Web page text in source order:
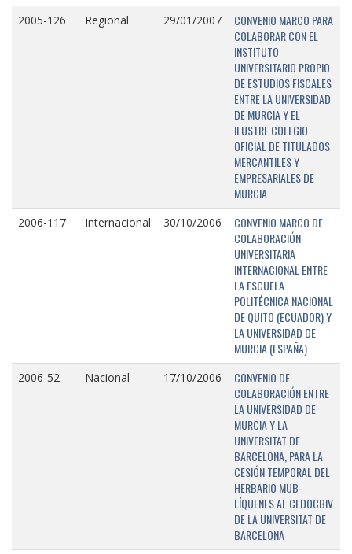
2005-126 Regional 29/01/2007
CONVENIO MARCO PARA
COLABORAR CON EL
INSTITUTO
UNIVERSITARIO PROPIO
DE ESTUDIOS FISCALES
ENTRE LA UNIVERSIDAD
DE MURCIA Y EL
ILUSTRE COLEGIO
OFICIAL DE TITULADOS
MERCANTILES Y
EMPRESARIALES DE
MURCIA
2006-117 Internacional 30/10/2006
CONVENIO MARCO DE
COLABORACIÓN
UNIVERSITARIA
INTERNACIONAL ENTRE
LA ESCUELA
POLITÉCNICA NACIONAL
DE QUITO (ECUADOR) Y
LA UNIVERSIDAD DE
MURCIA (ESPAÑA)
2006-52 Nacional 17/10/2006
CONVENIO DE
COLABORACIÓN ENTRE
LA UNIVERSIDAD DE
MURCIA Y LA
UNIVERSITAT DE
BARCELONA, PARA LA
CESIÓN TEMPORAL DEL
HERBARIO MUB-
LÍQUENES AL CEDOCBIV
DE LA UNIVERSITAT DE
BARCELONA